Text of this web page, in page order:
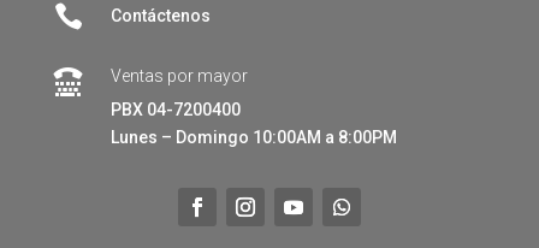
 Contáctenos

Ventas por mayor
PBX 04-7200400
Lunes – Domingo 10:00AM a 8:00PM